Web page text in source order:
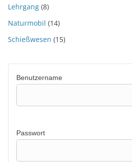
Lehrgang (8)
Naturmobil (14)
Schießwesen (15)
Benutzername
Passwort